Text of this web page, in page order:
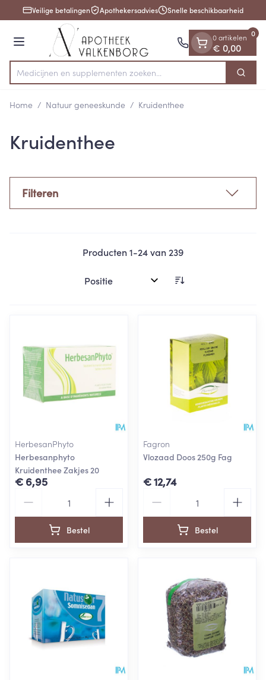
Ga naar de inhoud
1 van 1Veilige betalingen Apothekersadvies Snelle beschikbaarheid
Menu
Product, merk, categorie...
Medicijnen en suppl Zoek
0 artikelen
€ 0,00
0
Home / Natuur geneeskunde / Kruidenthee
Kruidenthee
Filteren
Producten1-24van 239
Sorteer op:
HerbesanPhyto
Herbesanphyto
Kruidenthee Zakjes 20
€ 6,95
Bestel
Fagron
Vlozaad Doos 250g Fag
€ 12,74
Bestel